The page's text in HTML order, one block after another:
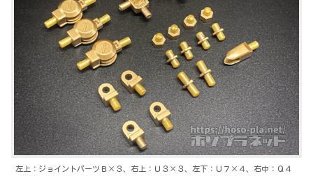
左上：ジョイントパーツＢ×３、右上：Ｕ３×３、左下：Ｕ７×４、右中：Ｑ４